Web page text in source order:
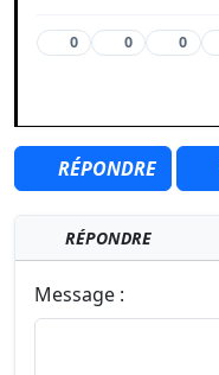
0 0 0
RÉPONDRE
RÉPONDRE
Message :